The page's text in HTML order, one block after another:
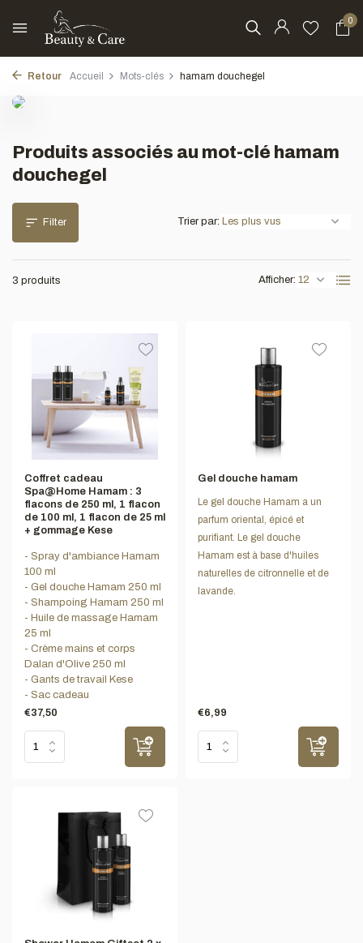
0
Retour Accueil Mots-clés hamam douchegel
Produits associés au mot-clé hamam
douchegel
Filter
3 produits Afficher:
Trier par:
Coffret cadeau
Spa@Home Hamam : 3
flacons de 250 ml, 1 flacon
de 100 ml, 1 flacon de 25 ml
+ gommage Kese
- Spray d'ambiance Hamam
100 ml
- Gel douche Hamam 250 ml
- Shampoing Hamam 250 ml
- Huile de massage Hamam
25 ml
- Crème mains et corps
Dalan d'Olive 250 ml
- Gants de travail Kese
- Sac cadeau
€37,50
Gel douche hamam
Le gel douche Hamam a un
parfum oriental, épicé et
purifiant. Le gel douche
Hamam est à base d'huiles
naturelles de citronnelle et de
lavande.
€6,99